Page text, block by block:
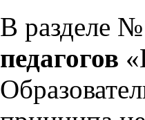
В разделе
педагогов